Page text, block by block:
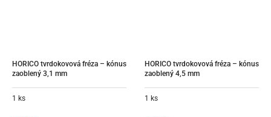
HORICO tvrdokovová fréza – kónus
zaoblený 3,1 mm
1 ks
HORICO tvrdokovová fréza – kónus
zaoblený 4,5 mm
1 ks